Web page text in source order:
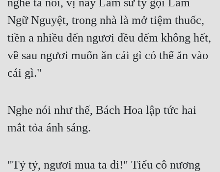
nghe ta nói, vị này Lâm sư tỷ gọi Lâm
Ngữ Nguyệt, trong nhà là mở tiệm thuốc,
tiền a nhiều đến ngươi đều đếm không hết,
về sau ngươi muốn ăn cái gì có thể ăn vào
cái gì."
Nghe nói như thế, Bách Hoa lập tức hai
mắt tỏa ánh sáng.
"Tỷ tỷ, ngươi mua ta đi!" Tiểu cô nương